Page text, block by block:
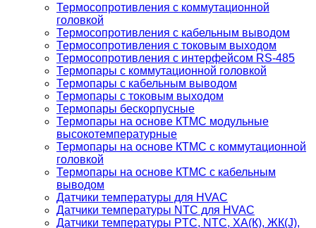
Термосопротивления с коммутационной
головкой
Термосопротивления с кабельным выводом
Термосопротивления с токовым выходом
Термосопротивления с интерфейсом RS-485
Термопары с коммутационной головкой
Термопары с кабельным выводом
Термопары с токовым выходом
Термопары бескорпусные
Термопары на основе КТМС модульные
высокотемпературные
Термопары на основе КТМС с коммутационной
головкой
Термопары на основе КТМС с кабельным
выводом
Датчики температуры для HVAC
Датчики температуры NTC для HVAC
Датчики температуры PTС, NTC, ХА(К), ЖК(J),